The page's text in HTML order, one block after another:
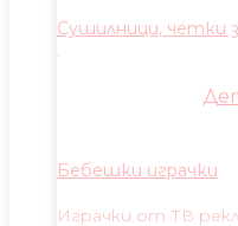
Сушилници, четки
Бебешки играчки
Играчки от ТВ